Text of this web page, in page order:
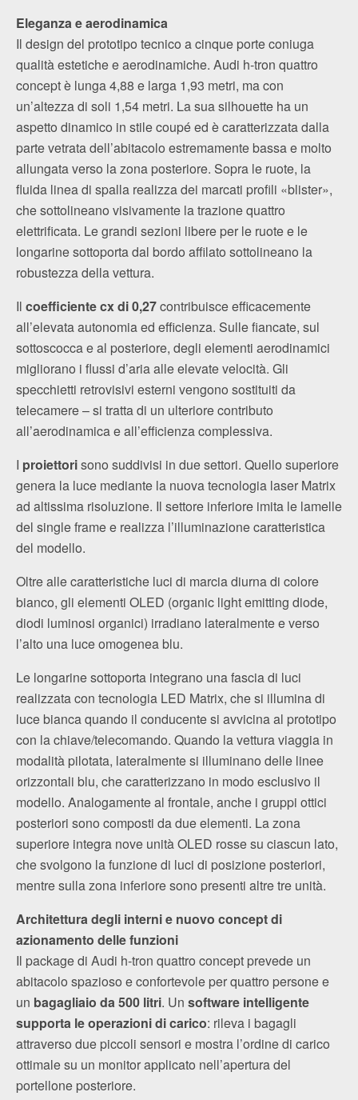
Eleganza e aerodinamica
Il design del prototipo tecnico a cinque porte coniuga
qualità estetiche e aerodinamiche. Audi h‑tron quattro
concept è lunga 4,88 e larga 1,93 metri, ma con
un’altezza di soli 1,54 metri. La sua silhouette ha un
aspetto dinamico in stile coupé ed è caratterizzata dalla
parte vetrata dell’abitacolo estremamente bassa e molto
allungata verso la zona posteriore. Sopra le ruote, la
fluida linea di spalla realizza dei marcati profili «blister»,
che sottolineano visivamente la trazione quattro
elettrificata. Le grandi sezioni libere per le ruote e le
longarine sottoporta dal bordo affilato sottolineano la
robustezza della vettura.
Il coefficiente cx di 0,27contribuisce efficacemente
all’elevata autonomia ed efficienza. Sulle fiancate, sul
sottoscocca e al posteriore, degli elementi aerodinamici
migliorano i flussi d’aria alle elevate velocità. Gli
specchietti retrovisivi esterni vengono sostituiti da
telecamere – si tratta di un ulteriore contributo
all’aerodinamica e all’efficienza complessiva.
I proiettorisono suddivisi in due settori. Quello superiore
genera la luce mediante la nuova tecnologia laser Matrix
ad altissima risoluzione. Il settore inferiore imita le lamelle
del single frame e realizza l’illuminazione caratteristica
del modello.
Oltre alle caratteristiche luci di marcia diurna di colore
bianco, gli elementi OLED (organic light emitting diode,
diodi luminosi organici) irradiano lateralmente e verso
l’alto una luce omogenea blu.
Le longarine sottoporta integrano una fascia di luci
realizzata con tecnologia LED Matrix, che si illumina di
luce bianca quando il conducente si avvicina al prototipo
con la chiave/telecomando. Quando la vettura viaggia in
modalità pilotata, lateralmente si illuminano delle linee
orizzontali blu, che caratterizzano in modo esclusivo il
modello. Analogamente al frontale, anche i gruppi ottici
posteriori sono composti da due elementi. La zona
superiore integra nove unità OLED rosse su ciascun lato,
che svolgono la funzione di luci di posizione posteriori,
mentre sulla zona inferiore sono presenti altre tre unità.
Architettura degli interni e nuovo concept di
azionamento delle funzioni
Il package di Audi h‑tron quattro concept prevede un
abitacolo spazioso e confortevole per quattro persone e
un bagagliaio da 500 litri. Un software intelligente
supporta le operazioni di carico: rileva i bagagli
attraverso due piccoli sensori e mostra l’ordine di carico
ottimale su un monitor applicato nell’apertura del
portellone posteriore.